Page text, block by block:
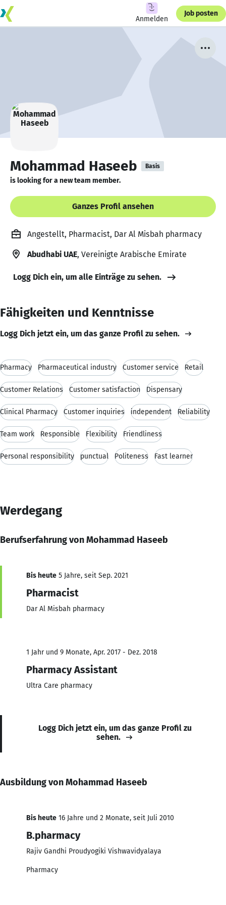
Anmelden
Job posten
Mohammad Haseeb Basis
is looking for a new team member.
Ganzes Profil ansehen
Angestellt, Pharmacist, Dar Al Misbah pharmacy
Abudhabi UAE, Vereinigte Arabische Emirate
Logg Dich ein, um alle Einträge zu sehen.
Fähigkeiten und Kenntnisse
Logg Dich jetzt ein, um das ganze Profil zu sehen.
Pharmacy Pharmaceutical industry Customer service Retail
Customer Relations Customer satisfaction Dispensary
Clinical Pharmacy Customer inquiries independent Reliability
Team work Responsible Flexibility Friendliness
Personal responsibility punctual Politeness Fast learner
Werdegang
Berufserfahrung von Mohammad Haseeb
Bis heute 5 Jahre, seit Sep. 2021
Pharmacist
Dar Al Misbah pharmacy
1 Jahr und 9 Monate, Apr. 2017 - Dez. 2018
Pharmacy Assistant
Ultra Care pharmacy
Logg Dich jetzt ein, um das ganze Profil zu
sehen.
Ausbildung von Mohammad Haseeb
Bis heute 16 Jahre und 2 Monate, seit Juli 2010
B.pharmacy
Rajiv Gandhi Proudyogiki Vishwavidyalaya
Pharmacy